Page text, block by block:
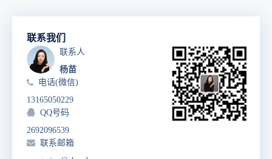
联系我们
联系人
杨苗
电话(微信)
13165050229
QQ号码
2692096539
联系邮箱